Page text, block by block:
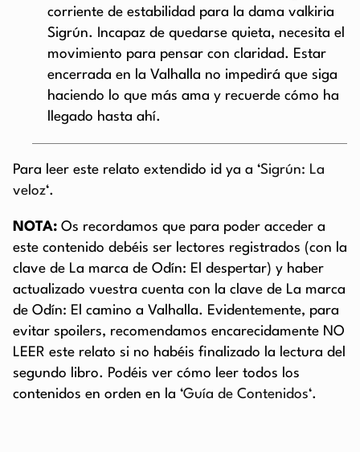
corriente de estabilidad para la dama valkiria
Sigrún. Incapaz de quedarse quieta, necesita el
movimiento para pensar con claridad. Estar
encerrada en la Valhalla no impedirá que siga
haciendo lo que más ama y recuerde cómo ha
llegado hasta ahí.
Para leer este relato extendido id ya a ‘Sigrún: La
veloz‘.
NOTA: Os recordamos que para poder acceder a
este contenido debéis ser lectores registrados (con la
clave de La marca de Odín: El despertar) y haber
actualizado vuestra cuenta con la clave de La marca
de Odín: El camino a Valhalla. Evidentemente, para
evitar spoilers, recomendamos encarecidamente NO
LEER este relato si no habéis finalizado la lectura del
segundo libro. Podéis ver cómo leer todos los
contenidos en orden en la ‘Guía de Contenidos‘.